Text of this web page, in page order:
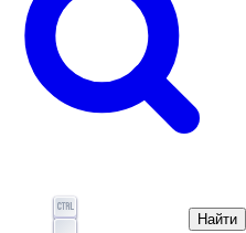
Найти